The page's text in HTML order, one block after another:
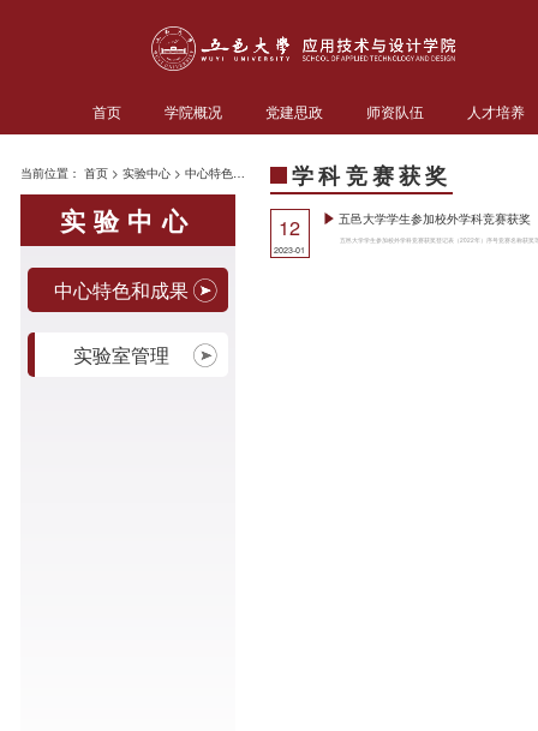
首页 学院概况 党建思政 师资队伍 人才培养
当前位置： 首页 >实验中心 >中心特色和成果
实验中心
中心特色和成果
实验室管理
学科竞赛获奖
12
2023-01
五邑大学学生参加校外学科竞赛获奖